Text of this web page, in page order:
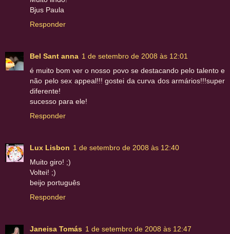
Bjus Paula
Responder
Bel Sant anna 1 de setembro de 2008 às 12:01
é muito bom ver o nosso povo se destacando pelo talento e
não pelo sex appeal!!! gostei da curva dos armários!!!super
diferente!
sucesso para ele!
Responder
Lux Lisbon 1 de setembro de 2008 às 12:40
Muito giro! ;)
Voltei! ;)
beijo português
Responder
Janeisa Tomás 1 de setembro de 2008 às 12:47